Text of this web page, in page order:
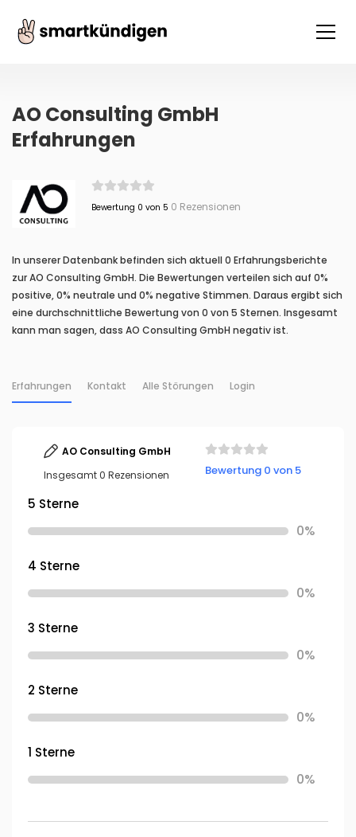
AO Consulting GmbH
Erfahrungen
Bewertung 0 von 5 0 Rezensionen
In unserer Datenbank befinden sich aktuell 0 Erfahrungsberichte
zur AO Consulting GmbH. Die Bewertungen verteilen sich auf 0%
positive, 0% neutrale und 0% negative Stimmen. Daraus ergibt sich
eine durchschnittliche Bewertung von 0 von 5 Sternen. Insgesamt
kann man sagen, dass AO Consulting GmbH negativ ist.
Erfahrungen Kontakt Alle Störungen Login
AO Consulting GmbH
Insgesamt 0 Rezensionen
Bewertung 0 von 5
5 Sterne
0%
4 Sterne
0%
3 Sterne
0%
2 Sterne
0%
1 Sterne
0%